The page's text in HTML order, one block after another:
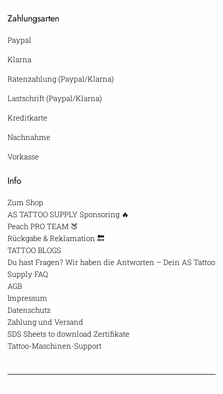
Zahlungsarten
Paypal
Klarna
Ratenzahlung (Paypal/Klarna)
Lastschrift (Paypal/Klarna)
Kreditkarte
Nachnahme
Vorkasse
Info
Zum Shop
AS TATTOO SUPPLY Sponsoring 🔥
Peach PRO TEAM 🍑
Rückgabe & Reklamation 🔙
TATTOO BLOGS
Du hast Fragen? Wir haben die Antworten – Dein AS Tattoo
Supply FAQ
AGB
Impressum
Datenschutz
Zahlung und Versand
SDS Sheets to download Zertifikate
Tattoo-Maschinen-Support